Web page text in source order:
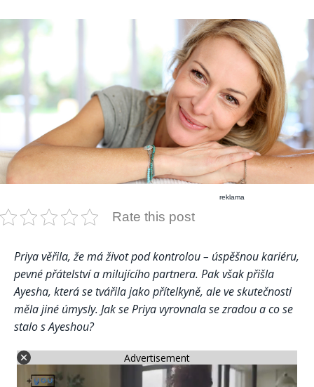
reklama
Rate this post
Priya věřila, že má život pod kontrolou – úspěšnou kariéru,
pevné přátelství a milujícího partnera. Pak však přišla
Ayesha, která se tvářila jako přítelkyně, ale ve skutečnosti
měla jiné úmysly. Jak se Priya vyrovnala se zradou a co se
stalo s Ayeshou?
Advertisement